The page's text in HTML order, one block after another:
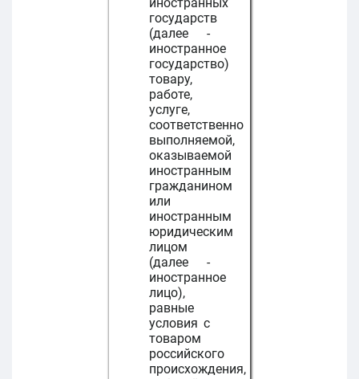
государств
(далее -
иностранное
государство)
товару,
работе,
услуге,
соответственно
выполняемой,
оказываемой
иностранным
гражданином
или
иностранным
юридическим
лицом
(далее -
иностранное
лицо),
равные
условия с
товаром
российского
происхождения,